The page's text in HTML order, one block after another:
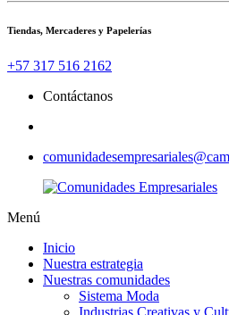
Tiendas, Mercaderes y Papelerías
+57 317 516 2162
Contáctanos
Menú
Inicio
Nuestra estrategia
Nuestras comunidades
Sistema Moda
Industrias Creativas y